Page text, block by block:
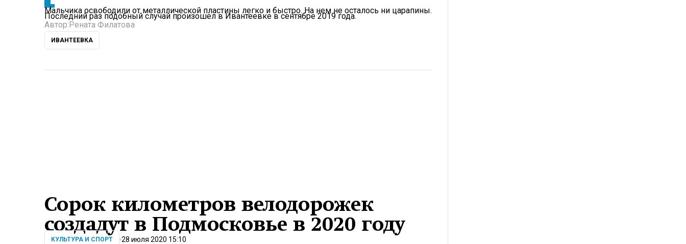
Мальчика освободили от металлической пластины легко и быстро. На нем не осталось ни царапины.
Последний раз подобный случай произошел в Ивантеевке в сентябре 2019 года.
Автор: Рената Филатова
ИВАНТЕЕВКА
Сорок километров велодорожек
создадут в Подмосковье в 2020 году
КУЛЬТУРА И СПОРТ 28 июля 2020 15:10